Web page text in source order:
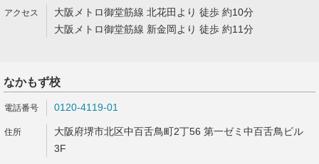
大阪メトロ御堂筋線 北花田より 徒歩 約10分
大阪メトロ御堂筋線 新金岡より 徒歩 約11分
なかもず校
0120-4119-01
大阪府堺市北区中百舌鳥町2丁56 第一ゼミ中百舌鳥ビル
3F